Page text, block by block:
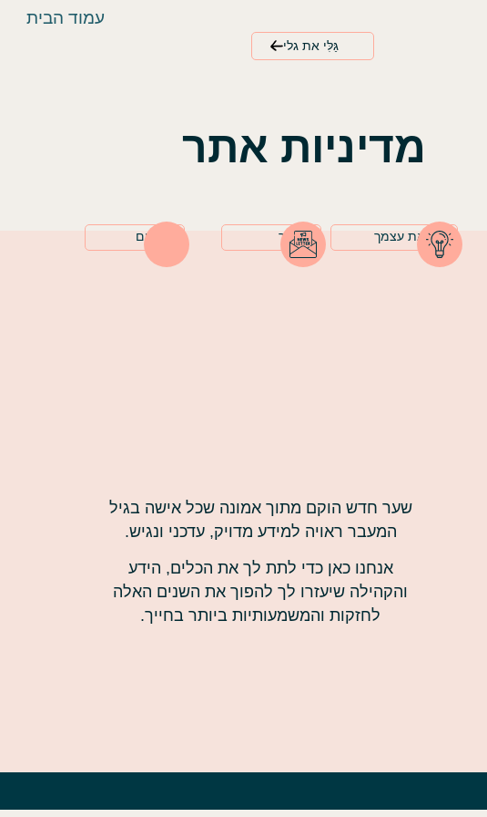
עמוד הבית
גַּלִּי את גלי
מדיניות אתר
בחני את עצמך נְיוּזְלֵטֶר סרטונים
שער חדש הוקם מתוך אמונה שכל אישה בגיל
המעבר ראויה למידע מדויק, עדכני ונגיש.
אנחנו כאן כדי לתת לך את הכלים, הידע
והקהילה שיעזרו לך להפוך את השנים האלה
לחזקות והמשמעותיות ביותר בחייך.